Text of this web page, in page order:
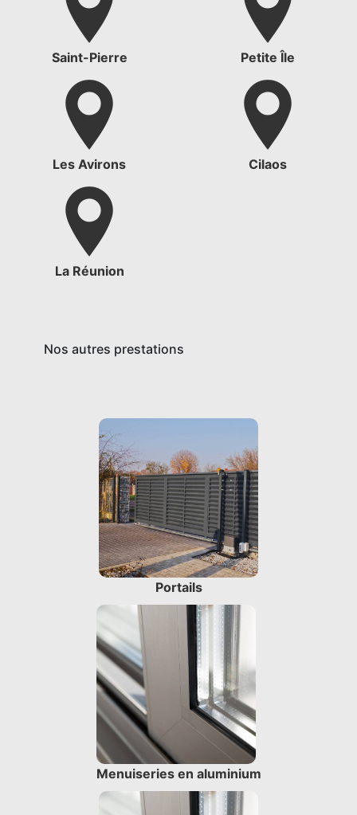
Saint-Pierre Petite Île
Les Avirons Cilaos
La Réunion
Nos autres prestations
Portails
Menuiseries en aluminium